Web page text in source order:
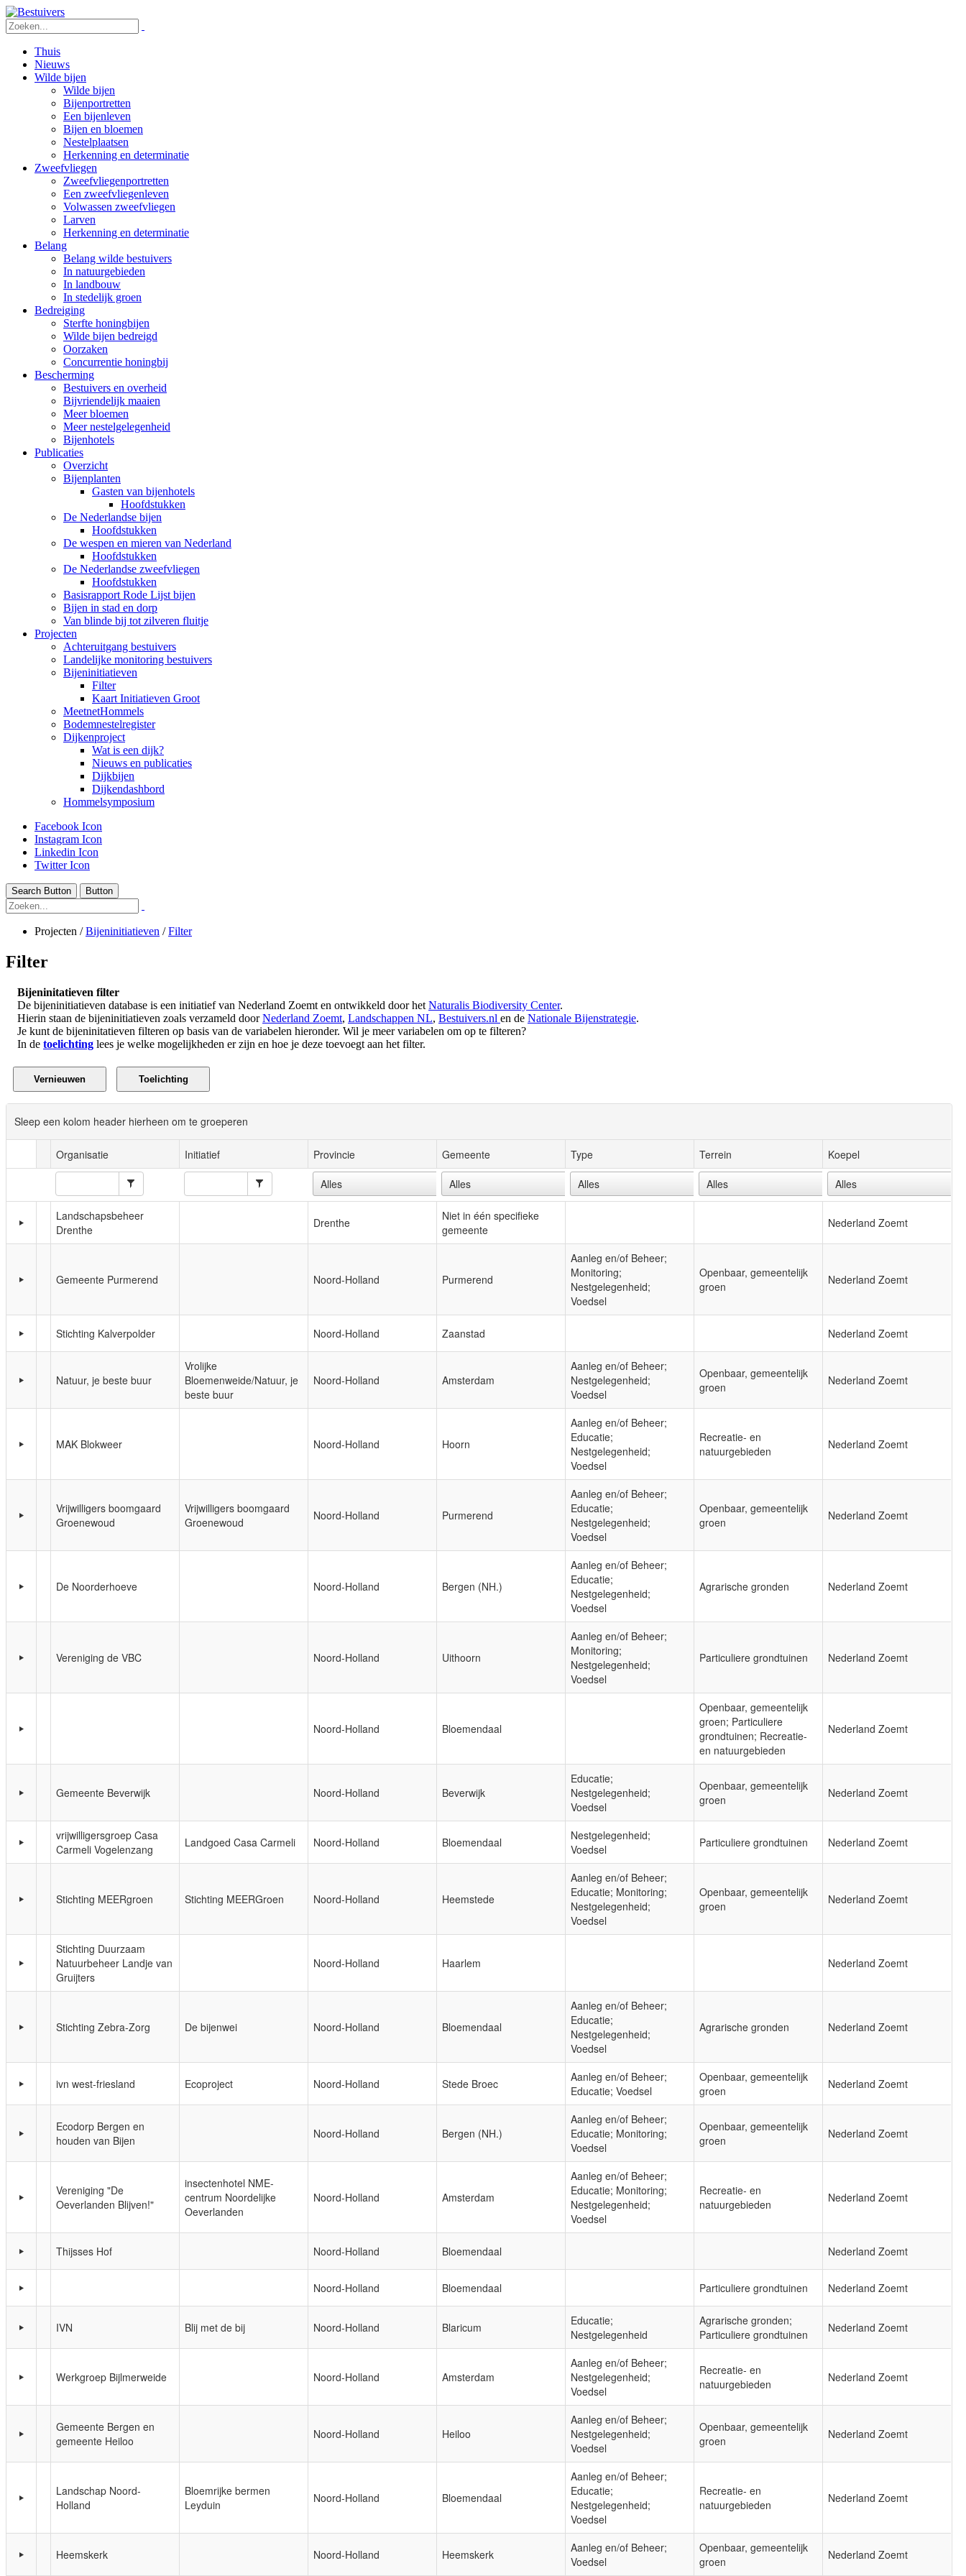
Thuis
Nieuws
Wilde bijen
Wilde bijen
Bijenportretten
Een bijenleven
Bijen en bloemen
Nestelplaatsen
Herkenning en determinatie
Zweefvliegen
Zweefvliegenportretten
Een zweefvliegenleven
Volwassen zweefvliegen
Larven
Herkenning en determinatie
Belang
Belang wilde bestuivers
In natuurgebieden
In landbouw
In stedelijk groen
Bedreiging
Sterfte honingbijen
Wilde bijen bedreigd
Oorzaken
Concurrentie honingbij
Bescherming
Bestuivers en overheid
Bijvriendelijk maaien
Meer bloemen
Meer nestelgelegenheid
Bijenhotels
Publicaties
Overzicht
Bijenplanten
Gasten van bijenhotels
Hoofdstukken
De Nederlandse bijen
Hoofdstukken
De wespen en mieren van Nederland
Hoofdstukken
De Nederlandse zweefvliegen
Hoofdstukken
Basisrapport Rode Lijst bijen
Bijen in stad en dorp
Van blinde bij tot zilveren fluitje
Projecten
Achteruitgang bestuivers
Landelijke monitoring bestuivers
Bijeninitiatieven
Filter
Kaart Initiatieven Groot
MeetnetHommels
Bodemnestelregister
Dijkenproject
Wat is een dijk?
Nieuws en publicaties
Dijkbijen
Dijkendashbord
Hommelsymposium
Facebook Icon
Instagram Icon
Linkedin Icon
Twitter Icon
Search Button Button
Projecten /Bijeninitiatieven /Filter
Filter
Bijeninitatieven filter
De bijeninitiatieven database is een initiatief van Nederland Zoemt en ontwikkeld door het Naturalis Biodiversity Center.
Hierin staan de bijeninitiatieven zoals verzameld doorNederland Zoemt, Landschappen NL, Bestuivers.nl en de Nationale Bijenstrategie.
Je kunt de bijeninitatieven filteren op basis van de variabelen hieronder. Wil je meer variabelen om op te filteren?
In de toelichting lees je welke mogelijkheden er zijn en hoe je deze toevoegt aan het filter.
Sleep een kolom header hierheen om te groeperen
Organisatie Initiatief Provincie Gemeente Type Terrein Koepel
Landschapsbeheer
Drenthe
Drenthe
Niet in één specifieke
gemeente
Nederland Zoemt
Gemeente Purmerend Noord-Holland Purmerend
Aanleg en/of Beheer;
Monitoring;
Nestgelegenheid;
Voedsel
Openbaar, gemeentelijk
groen
Nederland Zoemt
Stichting Kalverpolder Noord-Holland Zaanstad Nederland Zoemt
Natuur, je beste buur
Vrolijke
Bloemenweide/Natuur, je
beste buur
Noord-Holland Amsterdam
Aanleg en/of Beheer;
Nestgelegenheid;
Voedsel
Openbaar, gemeentelijk
groen
Nederland Zoemt
MAK Blokweer Noord-Holland Hoorn
Aanleg en/of Beheer;
Educatie;
Nestgelegenheid;
Voedsel
Recreatie- en
natuurgebieden
Nederland Zoemt
Vrijwilligers boomgaard
Groenewoud
Vrijwilligers boomgaard
Groenewoud
Noord-Holland Purmerend
Aanleg en/of Beheer;
Educatie;
Nestgelegenheid;
Voedsel
Openbaar, gemeentelijk
groen
Nederland Zoemt
De Noorderhoeve Noord-Holland Bergen (NH.)
Aanleg en/of Beheer;
Educatie;
Nestgelegenheid;
Voedsel
Agrarische gronden Nederland Zoemt
Vereniging de VBC Noord-Holland Uithoorn
Aanleg en/of Beheer;
Monitoring;
Nestgelegenheid;
Voedsel
Particuliere grondtuinen Nederland Zoemt
Noord-Holland Bloemendaal
Openbaar, gemeentelijk
groen; Particuliere
grondtuinen; Recreatie-
en natuurgebieden
Nederland Zoemt
Gemeente Beverwijk Noord-Holland Beverwijk
Educatie;
Nestgelegenheid;
Voedsel
Openbaar, gemeentelijk
groen
Nederland Zoemt
vrijwilligersgroep Casa
Carmeli Vogelenzang
Landgoed Casa Carmeli Noord-Holland Bloemendaal
Nestgelegenheid;
Voedsel
Particuliere grondtuinen Nederland Zoemt
Stichting MEERgroen Stichting MEERGroen Noord-Holland Heemstede
Aanleg en/of Beheer;
Educatie; Monitoring;
Nestgelegenheid;
Voedsel
Openbaar, gemeentelijk
groen
Nederland Zoemt
Stichting Duurzaam
Natuurbeheer Landje van
Gruijters
Noord-Holland Haarlem Nederland Zoemt
Stichting Zebra-Zorg De bijenwei Noord-Holland Bloemendaal
Aanleg en/of Beheer;
Educatie;
Nestgelegenheid;
Voedsel
Agrarische gronden Nederland Zoemt
ivn west-friesland Ecoproject Noord-Holland Stede Broec
Aanleg en/of Beheer;
Educatie; Voedsel
Openbaar, gemeentelijk
groen
Nederland Zoemt
Ecodorp Bergen en
houden van Bijen
Noord-Holland Bergen (NH.)
Aanleg en/of Beheer;
Educatie; Monitoring;
Voedsel
Openbaar, gemeentelijk
groen
Nederland Zoemt
Vereniging "De
Oeverlanden Blijven!"
insectenhotel NME-
centrum Noordelijke
Oeverlanden
Noord-Holland Amsterdam
Aanleg en/of Beheer;
Educatie; Monitoring;
Nestgelegenheid;
Voedsel
Recreatie- en
natuurgebieden
Nederland Zoemt
Thijsses Hof Noord-Holland Bloemendaal Nederland Zoemt
Noord-Holland Bloemendaal Particuliere grondtuinen Nederland Zoemt
IVN Blij met de bij Noord-Holland Blaricum
Educatie;
Nestgelegenheid
Agrarische gronden;
Particuliere grondtuinen
Nederland Zoemt
Werkgroep Bijlmerweide Noord-Holland Amsterdam
Aanleg en/of Beheer;
Nestgelegenheid;
Voedsel
Recreatie- en
natuurgebieden
Nederland Zoemt
Gemeente Bergen en
gemeente Heiloo
Noord-Holland Heiloo
Aanleg en/of Beheer;
Nestgelegenheid;
Voedsel
Openbaar, gemeentelijk
groen
Nederland Zoemt
Landschap Noord-
Holland
Bloemrijke bermen
Leyduin
Noord-Holland Bloemendaal
Aanleg en/of Beheer;
Educatie;
Nestgelegenheid;
Voedsel
Recreatie- en
natuurgebieden
Nederland Zoemt
Heemskerk Noord-Holland Heemskerk
Aanleg en/of Beheer;
Voedsel
Openbaar, gemeentelijk
groen
Nederland Zoemt